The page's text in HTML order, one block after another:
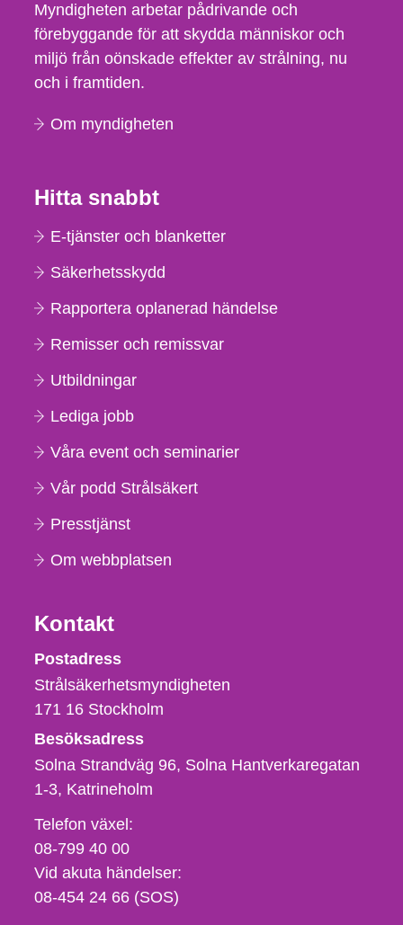
Myndigheten arbetar pådrivande och
förebyggande för att skydda människor och
miljö från oönskade effekter av strålning, nu
och i framtiden.
Om myndigheten
Hitta snabbt
E-tjänster och blanketter
Säkerhetsskydd
Rapportera oplanerad händelse
Remisser och remissvar
Utbildningar
Lediga jobb
Våra event och seminarier
Vår podd Strålsäkert
Presstjänst
Om webbplatsen
Kontakt
Strålsäkerhetsmyndigheten
Postadress
Strålsäkerhetsmyndigheten
171 16 Stockholm
Besöksadress
Solna Strandväg 96, Solna Hantverkaregatan
1-3 Katrineholm
Telefon,
fax
och
e-
Telefon växel:
08-799 40 00
Vid akuta händelser:
08-454 24 66 (SOS)